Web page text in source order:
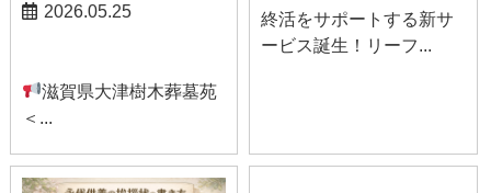
2026.05.25
滋賀県大津樹木葬墓苑
＜...
終活をサポートする新サ
ービス誕生！リーフ...